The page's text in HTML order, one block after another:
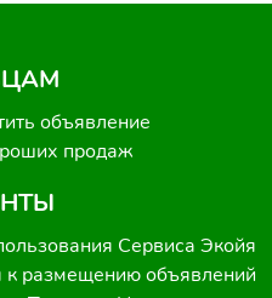
объявление
продаж
Сервиса Экойя
к размещению объявлений